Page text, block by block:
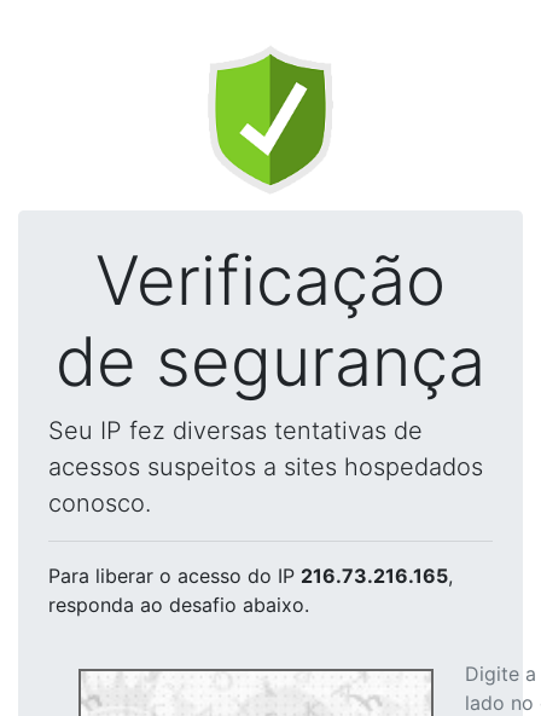
Verificação
de segurança
Seu IP fez diversas tentativas de
acessos suspeitos a sites hospedados
conosco.
Para liberar o acesso do IP 216.73.216.165,
responda ao desafio abaixo.
Digite
lado no